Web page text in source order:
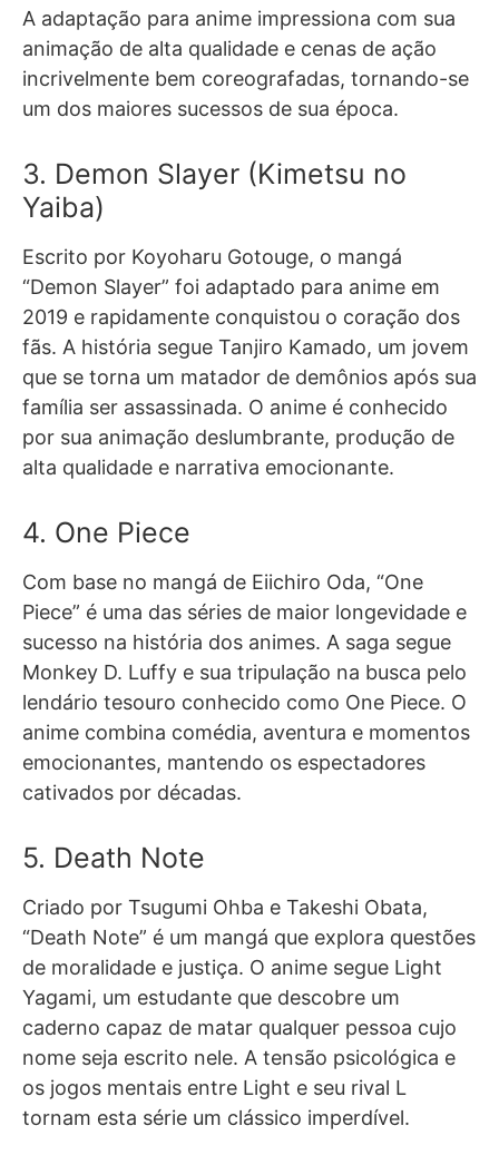
A adaptação para anime impressiona com sua
animação de alta qualidade e cenas de ação
incrivelmente bem coreografadas, tornando-se
um dos maiores sucessos de sua época.
3. Demon Slayer (Kimetsu no
Yaiba)
Escrito por Koyoharu Gotouge, o mangá
“Demon Slayer” foi adaptado para anime em
2019 e rapidamente conquistou o coração dos
fãs. A história segue Tanjiro Kamado, um jovem
que se torna um matador de demônios após sua
família ser assassinada. O anime é conhecido
por sua animação deslumbrante, produção de
alta qualidade e narrativa emocionante.
4. One Piece
Com base no mangá de Eiichiro Oda, “One
Piece” é uma das séries de maior longevidade e
sucesso na história dos animes. A saga segue
Monkey D. Luffy e sua tripulação na busca pelo
lendário tesouro conhecido como One Piece. O
anime combina comédia, aventura e momentos
emocionantes, mantendo os espectadores
cativados por décadas.
5. Death Note
Criado por Tsugumi Ohba e Takeshi Obata,
“Death Note” é um mangá que explora questões
de moralidade e justiça. O anime segue Light
Yagami, um estudante que descobre um
caderno capaz de matar qualquer pessoa cujo
nome seja escrito nele. A tensão psicológica e
os jogos mentais entre Light e seu rival L
tornam esta série um clássico imperdível.